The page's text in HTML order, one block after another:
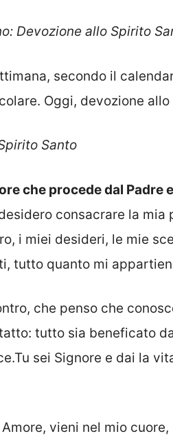
Devozione allo Spirito
secondo il
Oggi, devozione
Santo
che procede dal Padre
consacrare la mia
i miei desideri, le mie
tutto quanto mi
che penso che
tutto sia beneficato
sei Signore e dai la
Amore, vieni nel mio